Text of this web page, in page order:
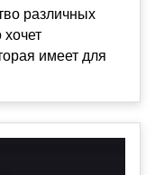
различных
имеет для